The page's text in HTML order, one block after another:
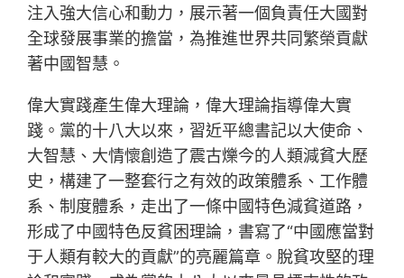
注入強大信心和動力，展示著一個負責任大國對
全球發展事業的擔當，為推進世界共同繁榮貢獻
著中國智慧。
偉大實踐產生偉大理論，偉大理論指導偉大實
踐。黨的十八大以來，習近平總書記以大使命、
大智慧、大情懷創造了震古爍今的人類減貧大歷
史，構建了一整套行之有效的政策體系、工作體
系、制度體系，走出了一條中國特色減貧道路，
形成了中國特色反貧困理論，書寫了“中國應當對
于人類有較大的貢獻”的亮麗篇章。脫貧攻堅的理